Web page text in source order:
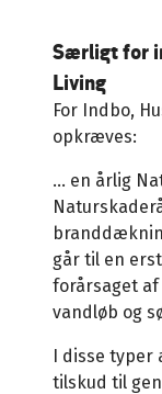
Særligt for
Living
For Indbo,
opkræves:
... en årlig
går til en
forårsaget
vandløb og
I disse typer
tilskud til